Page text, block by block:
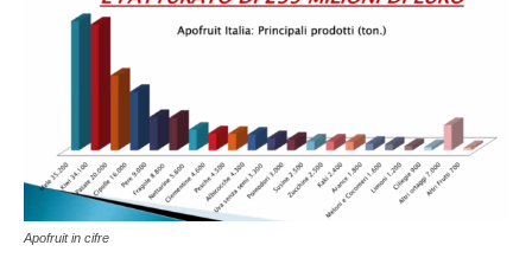
Apofruit in cifre